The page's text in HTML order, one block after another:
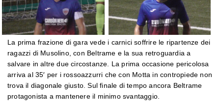
La prima frazione di gara vede i carnici soffrire le ripartenze dei
ragazzi di Musolino, con Beltrame e la sua retroguardia a
salvare in altre due circostanze. La prima occasione pericolosa
arriva al 35′ per i rossoazzurri che con Motta in contropiede non
trova il diagonale giusto. Sul finale di tempo ancora Beltrame
protagonista a mantenere il minimo svantaggio.